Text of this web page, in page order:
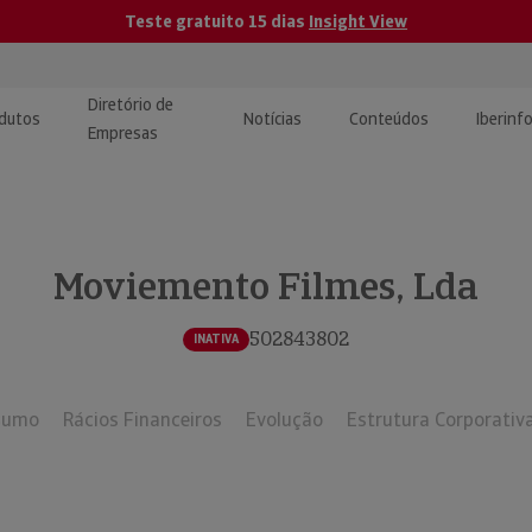
Teste gratuito 15 dias Insight View
e Monitorização de
Diretório de
Empresas
Notícias Conteúdos
| Estudos e
Moviemento Filmes, Lda
INATIVA 502843802
Rácios Financeiros Evolução Estrutura Corporativa